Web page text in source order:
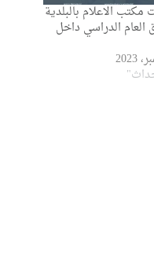
مكتب الاعلام بالبلدية
العام الدراسي داخل